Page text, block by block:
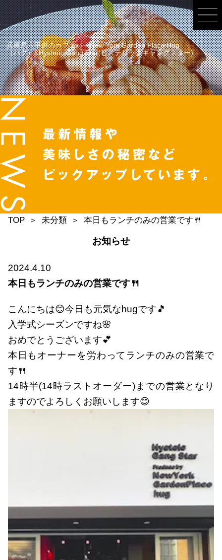
兵庫県六甲道のカフェバーNew York Garden Place Hug
（ハグ）&Hysteric Gang Star(ヒステリックギャングスター)
TOP 未分類 本日もランチのみの営業です🍴
お知らせ
2024.4.10
本日もランチのみの営業です🍴
こんにちは😊今日も元気なhugです🎵
入学式シーズンですね🌸
おめでとうございます💕
本日もオーナーを労わってランチのみの営業で
す🍴
14時半(14時ラストオーダー)までの営業となり
ますのでよろしくお願いします😊